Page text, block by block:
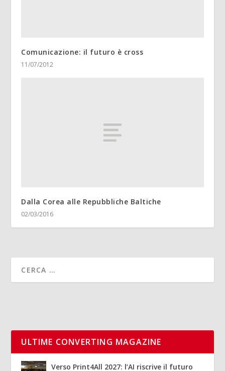
Comunicazione: il futuro è cross
11/07/2012
Dalla Corea alle Repubbliche Baltiche
02/03/2016
ULTIME CONVERTING MAGAZINE
Verso Print4All 2027: l’AI riscrive il futuro